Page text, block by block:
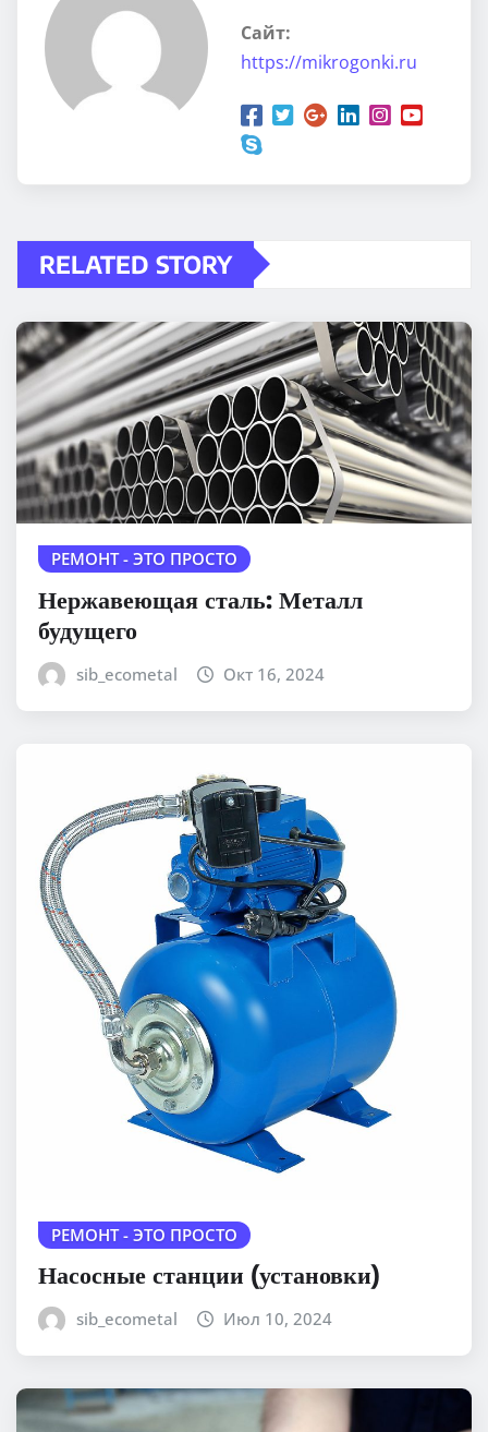
Сайт:
https://mikrogonki.ru
RELATED STORY
РЕМОНТ - ЭТО ПРОСТО
Нержавеющая сталь: Металл
будущего
sib_ecometal Окт 16, 2024
РЕМОНТ - ЭТО ПРОСТО
Насосные станции (установки)
sib_ecometal Июл 10, 2024